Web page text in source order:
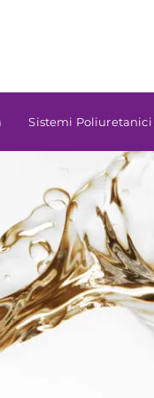
Sistemi Poliuretanici